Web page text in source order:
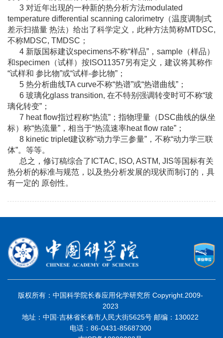
3 对近年出现的一种新的热分析方法modulated
temperature differential scanning calorimetry（温度调制式
差示扫描量 热法）给出了科学定义，此种方法简称MTDSC,
不称MDSC, TMDSC；
4 新版国标建议specimens不称“样品”，sample（样品）
和specimen（试样）按ISO11357另有定义，建议将其称作
“试样和 参比物”或“试样-参比物”；
5 热分析曲线TA curve不称“热谱”或“热谱曲线”；
6 玻璃化glass transition, 在不特别强调转变时可不称“玻
璃化转变”；
7 heat flow指过程称“热流”；指物理量（DSC曲线的纵坐
标）称“热流量”，相当于“热流速率heat flow rate”；
8 kinetic triplet建议称“动力学三参量”，不称“动力学三联
体”。等等。
总之，修订稿综合了ICTAC, ISO, ASTM, JIS等国标有关
热分析的标准与规范，以及热分析发展的现状而制订的，具
有一定的 原创性。
版权所有：中国科学院长春应用化学研究所 Copyright.2009-
2023
地址：中国·吉林省长春市人民大街5625号 邮编：130022
电话：86-0431-85687300